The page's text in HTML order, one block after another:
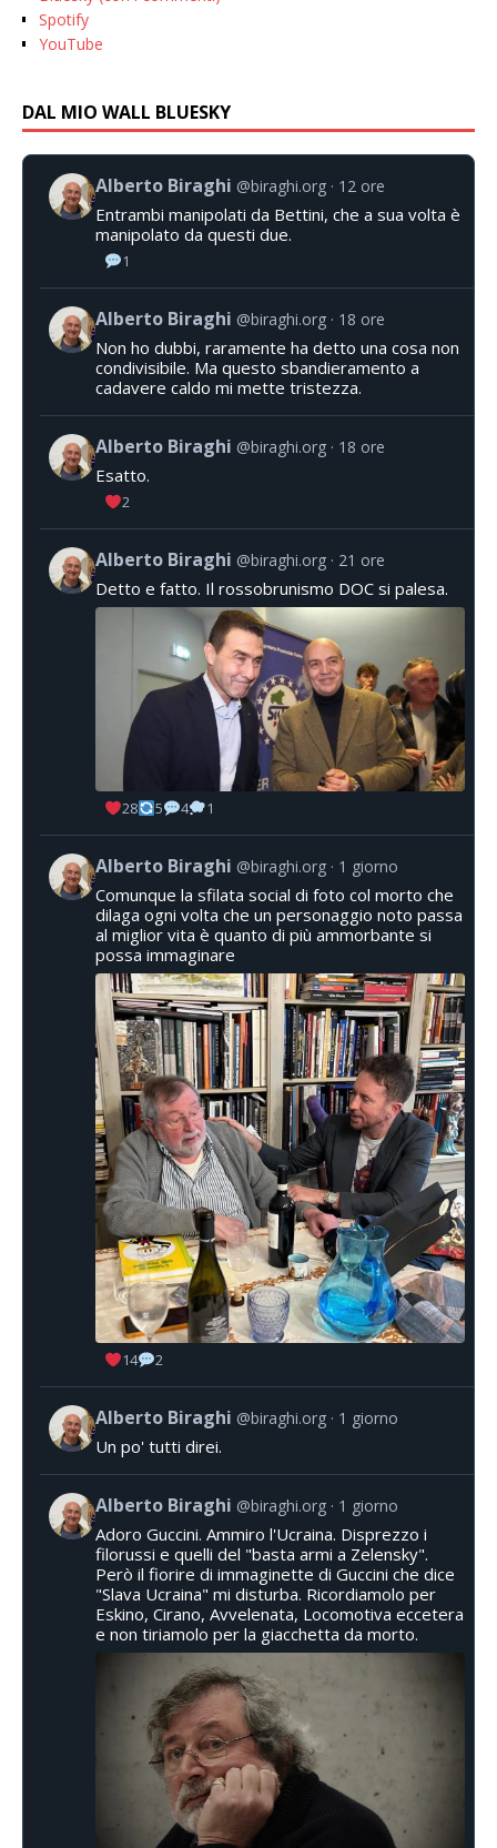
Spotify
YouTube
DAL MIO WALL BLUESKY
Alberto Biraghi @biraghi.org 12 ore
Entrambi manipolati da Bettini, che a sua volta è
manipolato da questi due.
1
Alberto Biraghi @biraghi.org 18 ore
Non ho dubbi, raramente ha detto una cosa non
condivisibile. Ma questo sbandieramento a
cadavere caldo mi mette tristezza.
Alberto Biraghi @biraghi.org 18 ore
Esatto.
2
Alberto Biraghi @biraghi.org 21 ore
Detto e fatto. Il rossobrunismo DOC si palesa.
28 5 4 1
Alberto Biraghi @biraghi.org 1 giorno
Comunque la sfilata social di foto col morto che
dilaga ogni volta che un personaggio noto passa
al miglior vita è quanto di più ammorbante si
possa immaginare
14 2
Alberto Biraghi @biraghi.org 1 giorno
Un po' tutti direi.
Alberto Biraghi @biraghi.org 1 giorno
Adoro Guccini. Ammiro l'Ucraina. Disprezzo i
filorussi e quelli del "basta armi a Zelensky".
Però il fiorire di immaginette di Guccini che dice
"Slava Ucraina" mi disturba. Ricordiamolo per
Eskino, Cirano, Avvelenata, Locomotiva eccetera
e non tiriamolo per la giacchetta da morto.